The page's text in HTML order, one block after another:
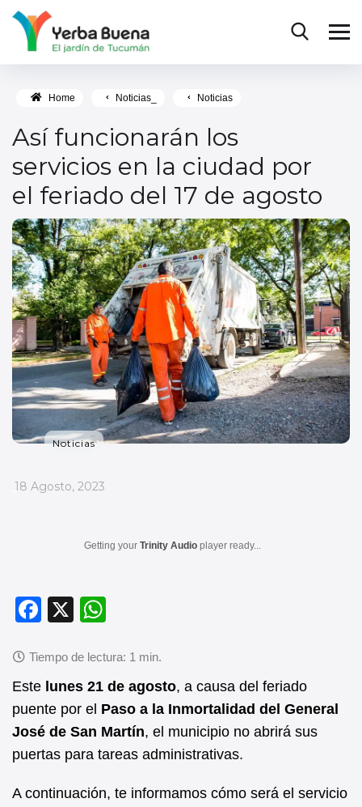
Home Noticias_ Noticias
Así funcionarán los
servicios en la ciudad por
el feriado del 17 de agosto
Noticias
_
18 Agosto, 2023
Getting your Trinity Audio player ready...
F
c
e
b
o
o
k
X
at
s
A
p
p
Este lunes 21 de agosto, a causa del feriado
puente por el Paso a la Inmortalidad del General
José de San Martín, el municipio no abrirá sus
puertas para tareas administrativas.
A continuación, te informamos cómo será el servicio